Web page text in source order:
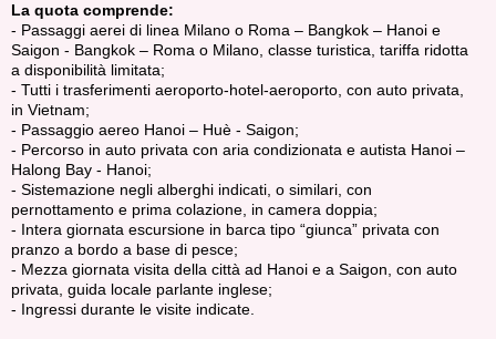
La quota comprende:
- Passaggi aerei di linea Milano o Roma – Bangkok – Hanoi e
Saigon - Bangkok – Roma o Milano, classe turistica, tariffa ridotta
a disponibilità limitata;
- Tutti i trasferimenti aeroporto-hotel-aeroporto, con auto privata,
in Vietnam;
- Passaggio aereo Hanoi – Huè - Saigon;
- Percorso in auto privata con aria condizionata e autista Hanoi –
Halong Bay - Hanoi;
- Sistemazione negli alberghi indicati, o similari, con
pernottamento e prima colazione, in camera doppia;
- Intera giornata escursione in barca tipo “giunca” privata con
pranzo a bordo a base di pesce;
- Mezza giornata visita della città ad Hanoi e a Saigon, con auto
privata, guida locale parlante inglese;
- Ingressi durante le visite indicate.